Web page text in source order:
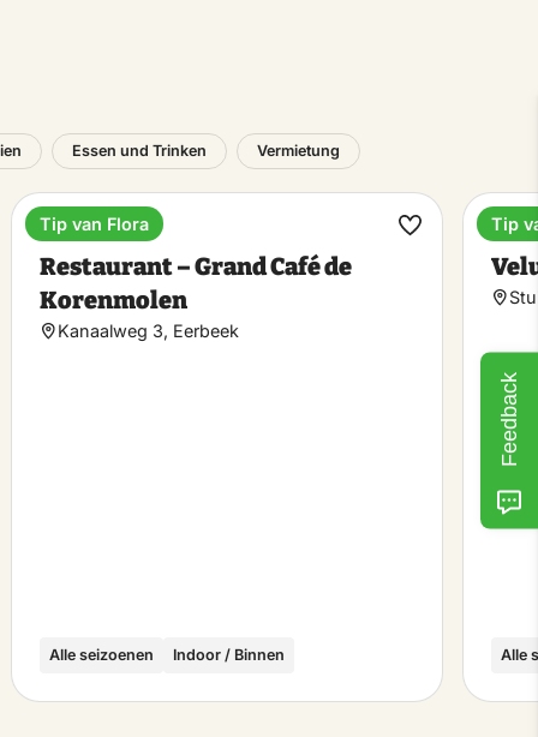
Essen und Trinken Vermietung
Abendessen
Restaurant – Grand Café de
Korenmolen
Kanaalweg 3, Eerbeek
Alle seizoenen Indoor / Binnen
Tip van Flora
Favorit
Alle
Tip
Feedback